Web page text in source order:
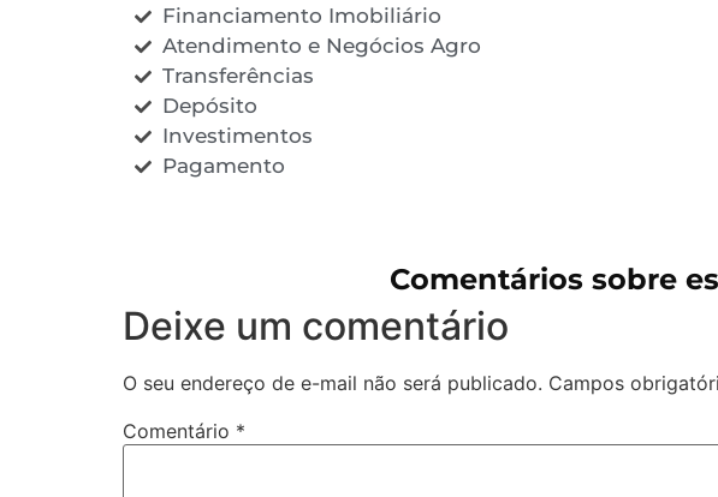
Financiamento Imobiliário
Atendimento e Negócios Agro
Transferências
Depósito
Investimentos
Pagamento
Comentários sobre
Deixe um comentário
O seu endereço de e-mail não será publicado. Campos
Comentário *